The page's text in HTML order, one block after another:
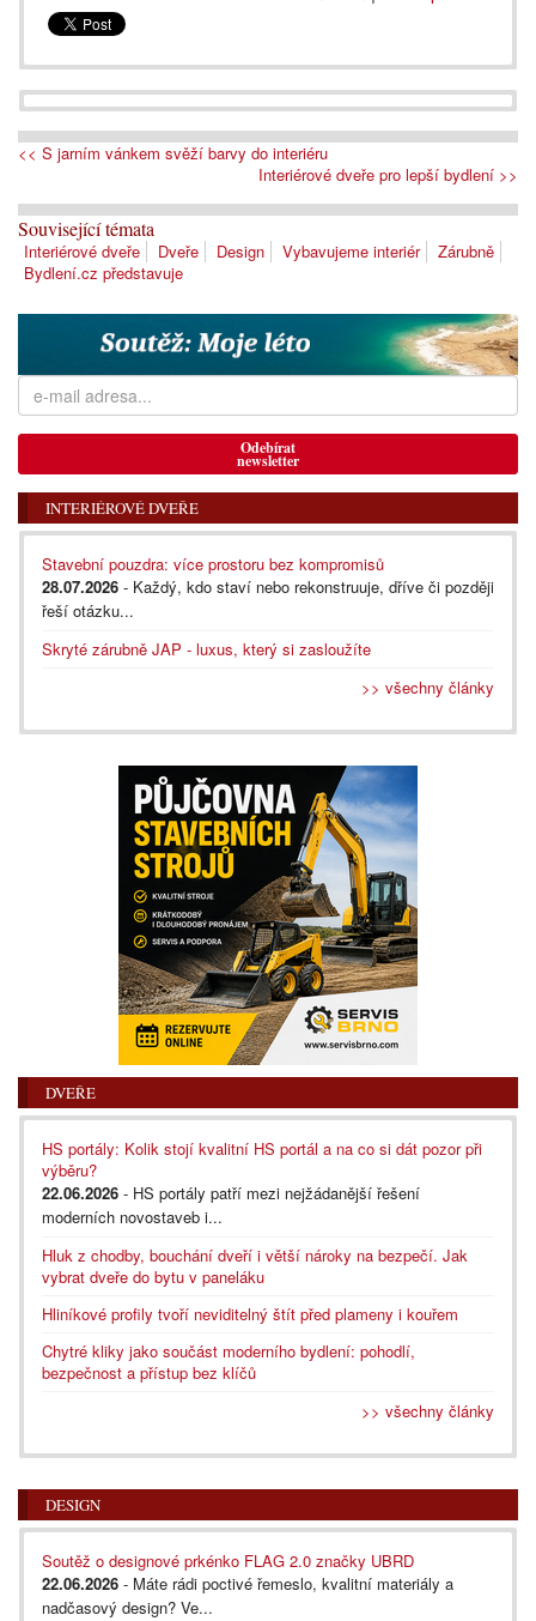
<< S jarním vánkem svěží barvy do interiéru
Interiérové dveře pro lepší bydlení >>
Související témata
Interiérové dveře Dveře Design Vybavujeme interiér
Zárubně
Bydlení.cz představuje
Odebírat
newsletter
INTERIÉROVÉ DVEŘE
Stavební pouzdra: více prostoru bez kompromisů
28.07.2026 - Každý, kdo staví nebo rekonstruuje, dříve či později
řeší otázku...
Skryté zárubně JAP - luxus, který si zasloužíte
>> všechny články
DVEŘE
HS portály: Kolik stojí kvalitní HS portál a na co si dát pozor při
výběru?
22.06.2026 - HS portály patří mezi nejžádanější řešení
moderních novostaveb i...
Hluk z chodby, bouchání dveří i větší nároky na bezpečí. Jak
vybrat dveře do bytu v paneláku
Hliníkové profily tvoří neviditelný štít před plameny i kouřem
Chytré kliky jako součást moderního bydlení: pohodlí,
bezpečnost a přístup bez klíčů
>> všechny články
DESIGN
Soutěž o designové prkénko FLAG 2.0 značky UBRD
22.06.2026 - Máte rádi poctivé řemeslo, kvalitní materiály a
nadčasový design? Ve...